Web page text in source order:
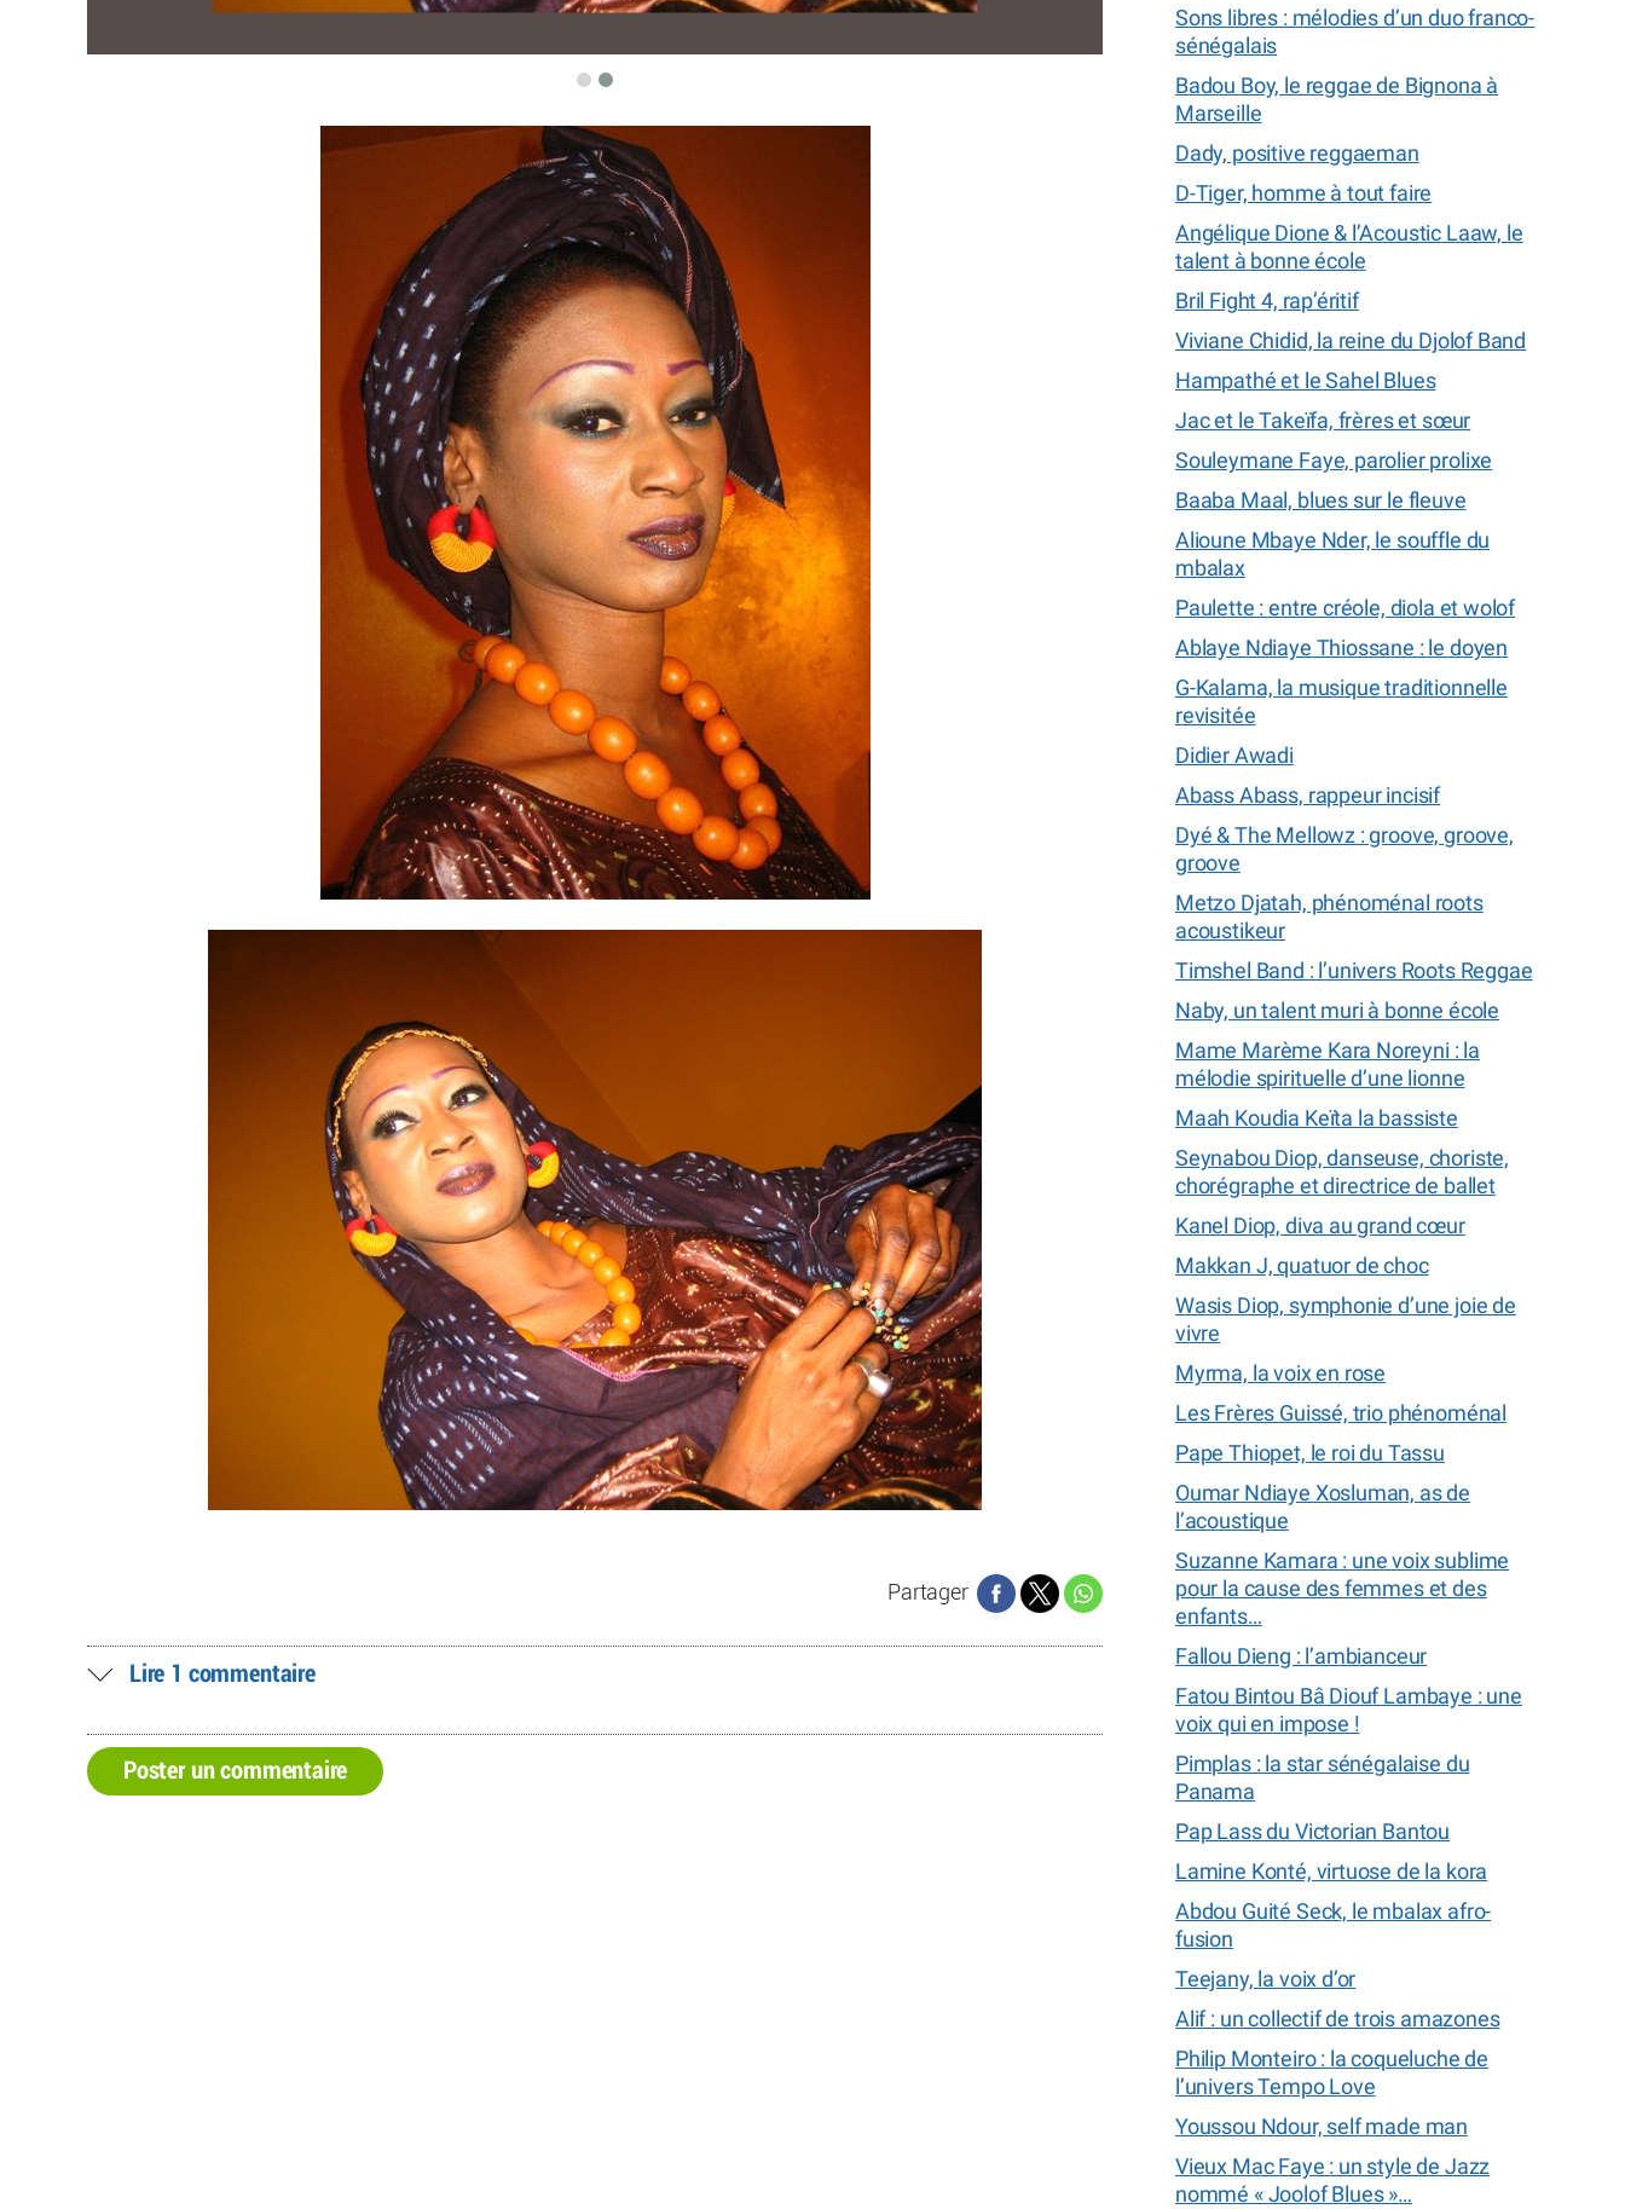
Partager
Lire 1 commentaire
Poster un commentaire
Sons libres : mélodies d’un duo franco-
sénégalais
Badou Boy, le reggae de Bignona à
Marseille
Dady, positive reggaeman
D-Tiger, homme à tout faire
Angélique Dione & l’Acoustic Laaw, le
talent à bonne école
Bril Fight 4, rap’éritif
Viviane Chidid, la reine du Djolof Band
Hampathé et le Sahel Blues
Jac et le Takeïfa, frères et sœur
Souleymane Faye, parolier prolixe
Baaba Maal, blues sur le fleuve
Alioune Mbaye Nder, le souffle du
mbalax
Paulette : entre créole, diola et wolof
Ablaye Ndiaye Thiossane : le doyen
G-Kalama, la musique traditionnelle
revisitée
Didier Awadi
Abass Abass, rappeur incisif
Dyé & The Mellowz : groove, groove,
groove
Metzo Djatah, phénoménal roots
acoustikeur
Timshel Band : l’univers Roots Reggae
Naby, un talent muri à bonne école
Mame Marème Kara Noreyni : la
mélodie spirituelle d’une lionne
Maah Koudia Keïta la bassiste
Seynabou Diop, danseuse, choriste,
chorégraphe et directrice de ballet
Kanel Diop, diva au grand cœur
Makkan J, quatuor de choc
Wasis Diop, symphonie d’une joie de
vivre
Myrma, la voix en rose
Les Frères Guissé, trio phénoménal
Pape Thiopet, le roi du Tassu
Oumar Ndiaye Xosluman, as de
l’acoustique
Suzanne Kamara : une voix sublime
pour la cause des femmes et des
enfants…
Fallou Dieng : l’ambianceur
Fatou Bintou Bâ Diouf Lambaye : une
voix qui en impose !
Pimplas : la star sénégalaise du
Panama
Pap Lass du Victorian Bantou
Lamine Konté, virtuose de la kora
Abdou Guité Seck, le mbalax afro-
fusion
Teejany, la voix d’or
Alif : un collectif de trois amazones
Philip Monteiro : la coqueluche de
l’univers Tempo Love
Youssou Ndour, self made man
Vieux Mac Faye : un style de Jazz
nommé « Joolof Blues »…